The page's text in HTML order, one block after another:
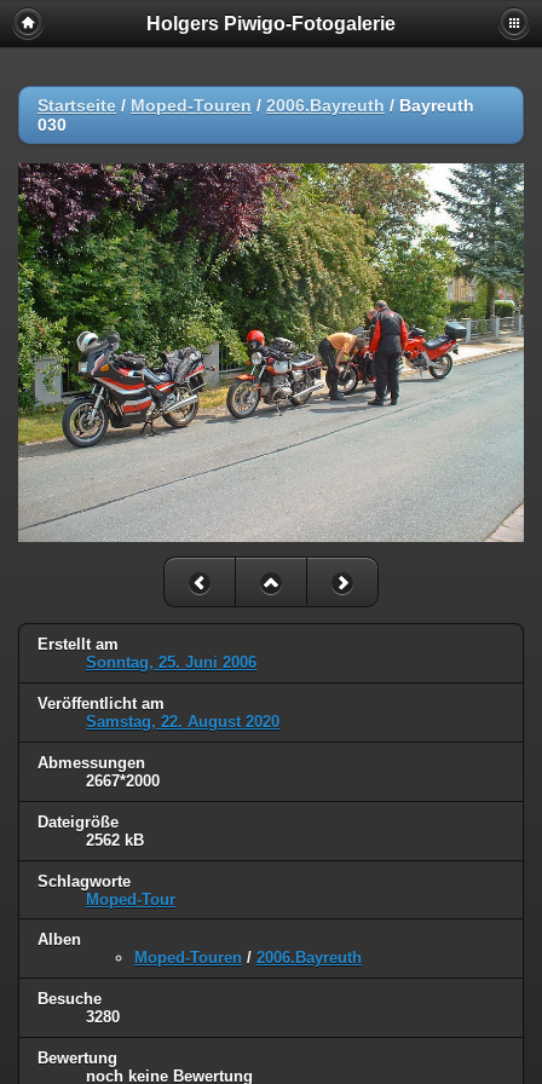
Holgers Piwigo-Fotogalerie
Startseite / Moped-Touren / 2006.Bayreuth / Bayreuth
030
Erstellt am
Sonntag, 25. Juni 2006
Veröffentlicht am
Samstag, 22. August 2020
Abmessungen
2667*2000
Dateigröße
2562 kB
Schlagworte
Moped-Tour
Alben
Moped-Touren / 2006.Bayreuth
Besuche
3280
Bewertung
noch keine Bewertung